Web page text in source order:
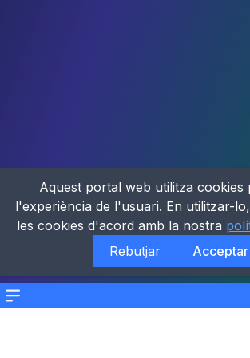
Menu
Aquest portal web utilitza cookies
l'experiència de l'usuari. En utilitzar-
les cookies d'acord amb la nostra
Rebutjar
Acceptar